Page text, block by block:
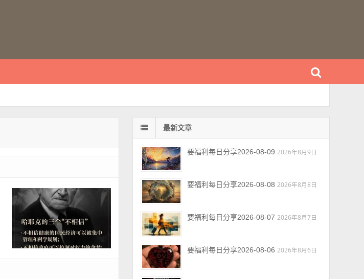
最新文章
要福利每日分享2026-08-09 2026年8月9日
要福利每日分享2026-08-08 2026年8月8日
要福利每日分享2026-08-07 2026年8月7日
要福利每日分享2026-08-06 2026年8月6日